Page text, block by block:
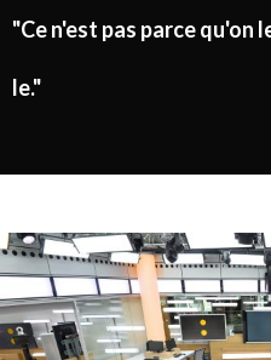
"Ce n'est pas parce qu'on
le."